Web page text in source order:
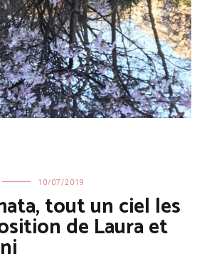
10/07/2019
tout un ciel les
de Laura et